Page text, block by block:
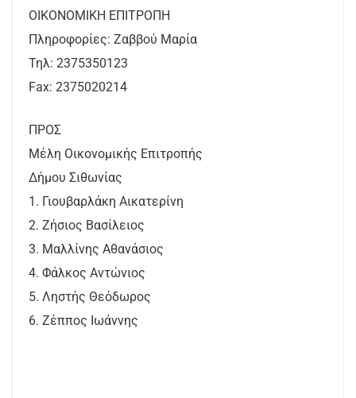
ΟΙΚΟΝΟΜΙΚΗ ΕΠΙΤΡΟΠΗ
Πληροφορίες: Ζαββού Μαρία
Τηλ: 2375350123
Fax: 2375020214
ΠΡΟΣ
Μέλη Οικονομικής Επιτροπής
Δήμου Σιθωνίας
1. Γιουβαρλάκη Αικατερίνη
2. Ζήσιος Βασίλειος
3. Μαλλίνης Αθανάσιος
4. Φάλκος Αντώνιος
5. Ληστής Θεόδωρος
6. Ζέππος Ιωάννης